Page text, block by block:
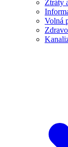
Ztráty
Volná